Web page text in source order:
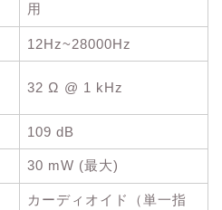
用
12Hz~28000Hz
32 Ω @ 1 kHz
109 dB
30 mW (最大)
カーディオイド（単一指